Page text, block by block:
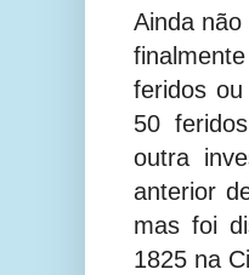
Ainda
feridos
50
outra
anterior
mas foi
1825 na